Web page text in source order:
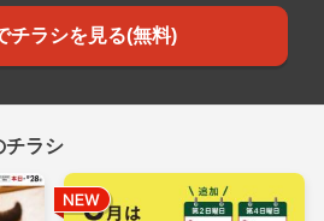
チラシを見る(無料)
チラシ